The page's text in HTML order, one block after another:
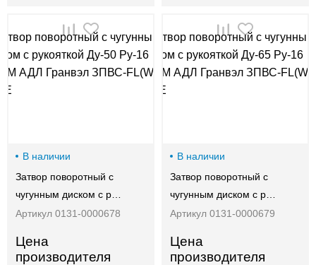
В наличии
Затвор поворотный с
чугунным диском с р…
Артикул 0131-0000678
Цена
производителя
В наличии
Затвор поворотный с
чугунным диском с р…
Артикул 0131-0000679
Цена
производителя